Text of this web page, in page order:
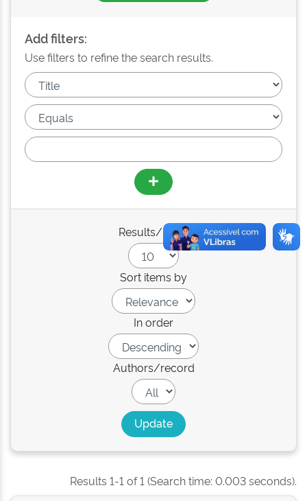
Add filters:
Use filters to refine the search results.
Results/Page
Sort items by
In order
Authors/record
Results 1-1 of 1 (Search time: 0.003 seconds).